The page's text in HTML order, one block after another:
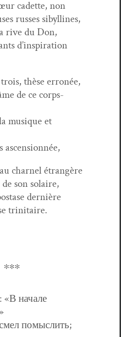
cadette, non
russ­es sibyllines,
rive du Don,
d’inspiration
trois, thèse erronée,
de ce corps-
musique et
ascensionnée,
char­nel étrangère
son solaire,
dernière
trinitaire.
∗∗∗
«В начале
помыслить;